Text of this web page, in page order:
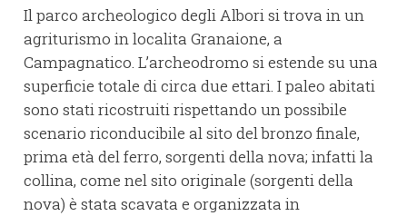
Il parco archeologico degli Albori si trova in un
agriturismo in localita Granaione, a
Campagnatico. L’archeodromo si estende su una
superficie totale di circa due ettari. I paleo abitati
sono stati ricostruiti rispettando un possibile
scenario riconducibile al sito del bronzo finale,
prima età del ferro, sorgenti della nova; infatti la
collina, come nel sito originale (sorgenti della
nova) è stata scavata e organizzata in